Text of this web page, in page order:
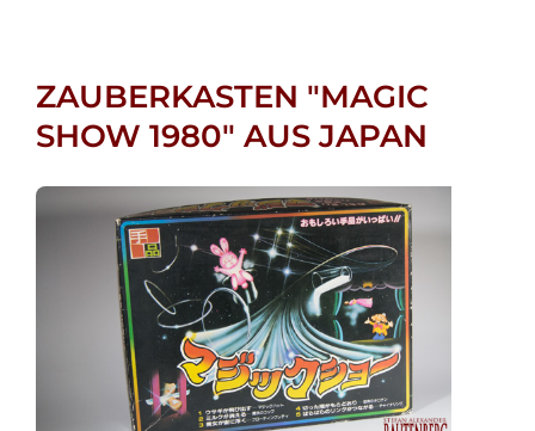
ZAUBERKASTEN "MAGIC
SHOW 1980" AUS JAPAN